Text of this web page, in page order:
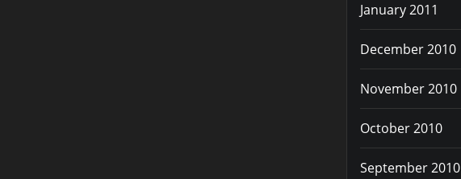
January 2011
December 2010
November 2010
October 2010
September 2010